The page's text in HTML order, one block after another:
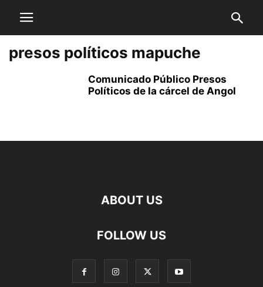
presos políticos mapuche
Comunicado Público Presos
Políticos de la cárcel de Angol
ABOUT US
FOLLOW US